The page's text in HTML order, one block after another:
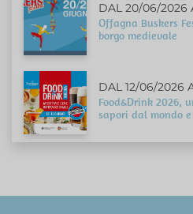
DAL 20/06/2026
Offagna Buskers
borgo medievale
DAL 12/06/2026
Food&Drink 2026,
sapori dal mondo